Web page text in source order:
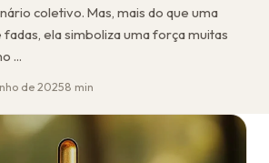
coletivo. Mas, mais do que uma
ela simboliza uma força muitas
...
de 20258 min